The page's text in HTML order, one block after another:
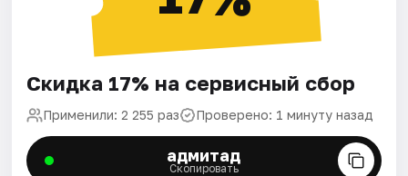
Скидка 17% на сервисный сбор
Применили: 2 255 раз Проверено: 1 минуту назад
адмитад
Скопировать